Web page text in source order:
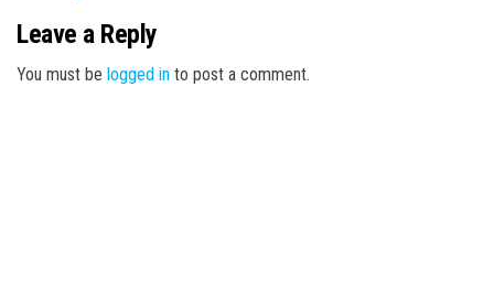
Leave a Reply
You must be logged in to post a comment.